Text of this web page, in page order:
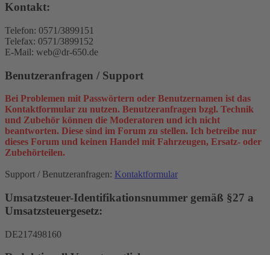
Kontakt:
Telefon: 0571/3899151
Telefax: 0571/3899152
E-Mail: web@dr-650.de
Benutzeranfragen / Support
Bei Problemen mit Passwörtern oder Benutzernamen ist das
Kontaktformular zu nutzen. Benutzeranfragen bzgl. Technik
und Zubehör können die Moderatoren und ich nicht
beantworten. Diese sind im Forum zu stellen. Ich betreibe nur
dieses Forum und keinen Handel mit Fahrzeugen, Ersatz- oder
Zubehörteilen.
Support / Benutzeranfragen: Kontaktformular
Umsatzsteuer-Identifikationsnummer gemäß §27 a
Umsatzsteuergesetz:
DE217498160